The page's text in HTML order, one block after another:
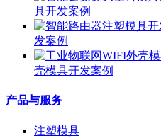
具开发案例
发案例
壳模具开发案例
产品与服务
注塑模具